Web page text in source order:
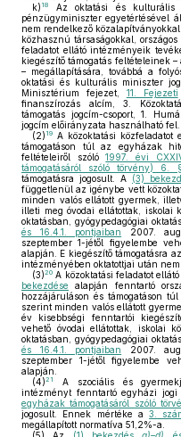
k) 18
Az oktatási és kulturális
pénzügyminiszter egyetértésével
nem rendelkező
közhasznú társaságokkal,
feladatot ellátó intézményeik
kiegészítő támogatás feltételeinek
– megállapítására, továbbá a
oktatási és kulturális miniszter
Minisztérium fejezet, 11. Fejezeti
finanszírozás alcím, 3.
támogatás jogcím-csoport, 1.
jogcím előirányzata használható fel.
(2) 19 A közoktatási
támogatáson túl az egyházak
feltételeiről szóló1997. évi
támogatásáról szóló törvény) 6.
támogatásra jogosult. A (3)
függetlenül az igénybe vett
minden valós ellátott gyermek,
illeti meg óvodai ellátottak, iskolai
oktatásban, gyógypedagógiai
és 16.4.1. pontjaiban 2007.
szeptember 1-jétől figyelembe
alapján. E kiegészítő támogatásra
intézményében oktatottjai után nem
(3)20 A közoktatási feladatot
bekezdése alapján fenntartó
hozzájáruláson és támogatáson túl
szerint minden valós ellátott
év kisebbségi fenntartói
vehető óvodai ellátottak, iskolai
oktatásban, gyógypedagógiai
és 16.4.1. pontjaiban 2007.
szeptember 1-jétől figyelembe
alapján.
(4)21
A szociális és
intézményt fenntartó egyházi
egyházak támogatásáról szóló
jogosult. Ennek mértéke a3.
megállapított normatíva 51,2%-a.